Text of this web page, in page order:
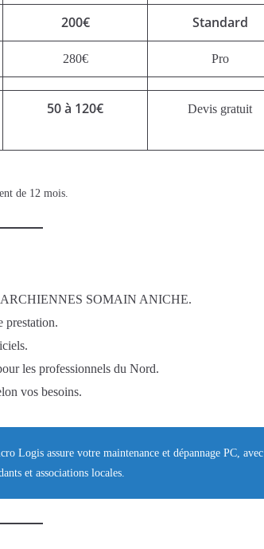
200€ Standard
280€ Pro
50 à 120€ Devis gratuit
de 12 mois.
SOMAIN ANICHE.
prestation.
les professionnels du Nord.
vos besoins.
Logis assure votre maintenance et dépannage PC, avec
et associations locales.